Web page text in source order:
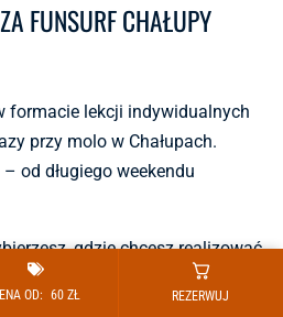
FUNSURF CHAŁUPY
formacie lekcji indywidualnych
przy molo w Chałupach.
od długiego weekendu
gdzie chcesz realizować
czy na Polarisie.
OD: 60 ZŁ REZERWUJ